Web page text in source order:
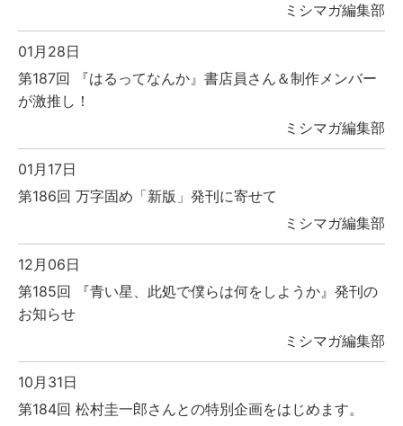
ミシマガ編集部
01月28日
第187回 『はるってなんか』書店員さん＆制作メンバー
が激推し！
ミシマガ編集部
01月17日
第186回 万字固め「新版」発刊に寄せて
ミシマガ編集部
12月06日
第185回 『青い星、此処で僕らは何をしようか』発刊の
お知らせ
ミシマガ編集部
10月31日
第184回 松村圭一郎さんとの特別企画をはじめます。